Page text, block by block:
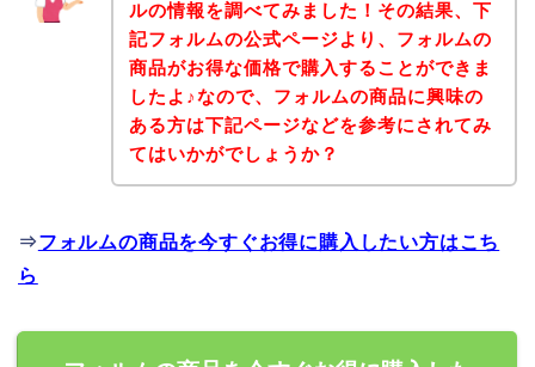
ルの情報を調べてみました！その結果、下
記フォルムの公式ページより、フォルムの
商品がお得な価格で購入することができま
したよ♪なので、フォルムの商品に興味の
ある方は下記ページなどを参考にされてみ
てはいかがでしょうか？
⇒フォルムの商品を今すぐお得に購入したい方はこち
ら